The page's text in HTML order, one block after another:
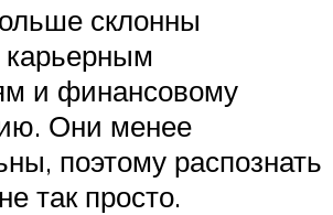
склонны
карьерным
и финансовому
Они менее
поэтому распознать
так просто.